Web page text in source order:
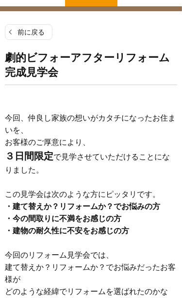
前に戻る
劇的ビフォーアフターリフォーム
完成見学会
今回、仲良し家族の想いがカタチになったお住ま
いを、
お客様のご厚意により、
３日間限定で見学させていただけることにな
りました。
この見学会は次のような方にピッタリです。
・建て替えか？リフォームか？でお悩みの方
・今の間取りに不満をお感じの方
・建物の耐久性に不安をお感じの方
今回のリフォーム見学会では、
建て替えか？リフォームか？でお悩みだったお客
様が
どのような経緯でリフォームを選ばれたのかな